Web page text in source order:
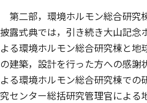
第二部，環境ホルモン総合研究
披露式典では，引き続き大山記念
よる環境ホルモン総合研究棟と地
の建築，設計を行った方への感謝
よる環境ホルモン総合研究棟での
究センター総括研究管理官による